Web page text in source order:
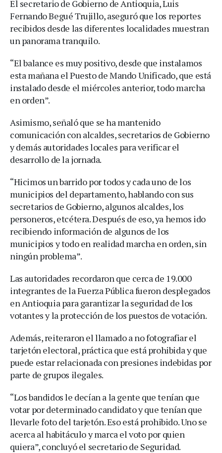
El secretario de Gobierno de Antioquia, Luis
Fernando Begué Trujillo, aseguró que los reportes
recibidos desde las diferentes localidades muestran
un panorama tranquilo.
“El balance es muy positivo, desde que instalamos
esta mañana el Puesto de Mando Unificado, que está
instalado desde el miércoles anterior, todo marcha
en orden”.
Asimismo, señaló que se ha mantenido
comunicación con alcaldes, secretarios de Gobierno
y demás autoridades locales para verificar el
desarrollo de la jornada.
“Hicimos un barrido por todos y cada uno de los
municipios del departamento, hablando con sus
secretarios de Gobierno, algunos alcaldes, los
personeros, etcétera. Después de eso, ya hemos ido
recibiendo información de algunos de los
municipios y todo en realidad marcha en orden, sin
ningún problema”.
Las autoridades recordaron que cerca de 19.000
integrantes de la Fuerza Pública fueron desplegados
en Antioquia para garantizar la seguridad de los
votantes y la protección de los puestos de votación.
Además, reiteraron el llamado a no fotografiar el
tarjetón electoral, práctica que está prohibida y que
puede estar relacionada con presiones indebidas por
parte de grupos ilegales.
“Los bandidos le decían a la gente que tenían que
votar por determinado candidato y que tenían que
llevarle foto del tarjetón. Eso está prohibido. Uno se
acerca al habitáculo y marca el voto por quien
quiera”, concluyó el secretario de Seguridad.